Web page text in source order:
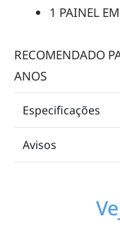
1 PAINEL
RECOMENDADO
ANOS
Especificações
Avisos